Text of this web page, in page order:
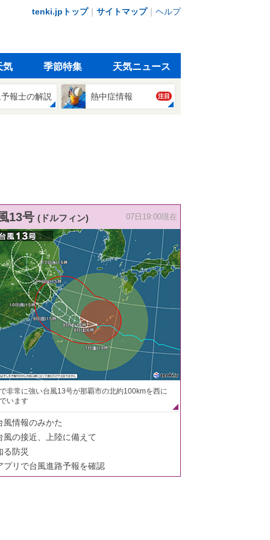
tenki.jpトップ｜ サイトマップ｜ ヘルプ
気 季節特集 天気ニュース
報士の解説 熱中症情報 注目
13号 (ドルフィン) 07日19:00現在
非常に強い台風13号が那覇市の北約100kmを西に
います
風情報のみかた
風の接近、上陸に備えて
る防災
プリで台風進路予報を確認